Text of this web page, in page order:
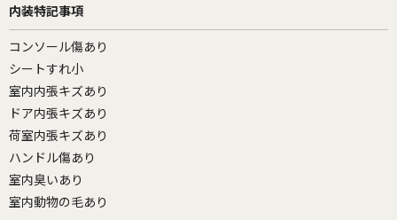
内装特記事項
コンソール傷あり
シートすれ小
室内内張キズあり
ドア内張キズあり
荷室内張キズあり
ハンドル傷あり
室内臭いあり
室内動物の毛あり